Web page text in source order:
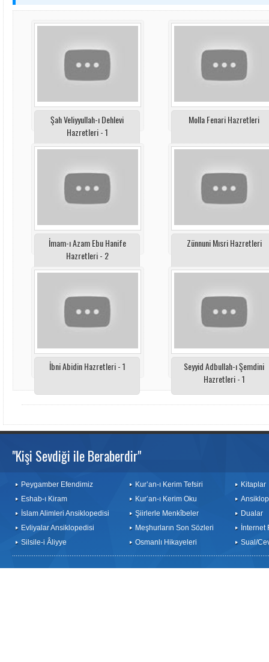
Şah Veliyyullah-ı Dehlevi
Hazretleri - 1
Molla Fenari Hazretleri
İmam-ı Azam Ebu Hanife
Hazretleri - 2
Zünnuni Mısri Hazretleri
İbni Abidin Hazretleri - 1
Seyyid Adbullah-ı Şemdini
Hazretleri - 1
"Kişi Sevdiği ile Beraberdir"
Peygamber Efendimiz
Eshab-ı Kiram
İslam Alimleri Ansiklopedisi
Evliyalar Ansiklopedisi
Silsile-i Âliyye
Kur’an-ı Kerim Tefsiri
Kur’an-ı Kerim Oku
Şiirlerle Menkîbeler
Meşhurların Son Sözleri
Osmanlı Hikayeleri
Kitaplar
Dualar
İnternet
Sual/